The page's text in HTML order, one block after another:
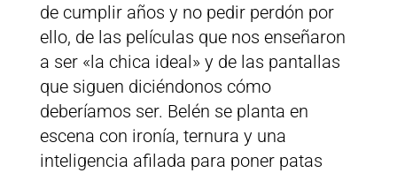
de cumplir años y no pedir perdón por
ello, de las películas que nos enseñaron
a ser «la chica ideal» y de las pantallas
que siguen diciéndonos cómo
deberíamos ser. Belén se planta en
escena con ironía, ternura y una
inteligencia afilada para poner patas